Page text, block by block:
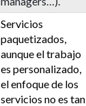
Servicios
paquetizados,
aunque el trabajo
es personalizado,
el enfoque de los
servicios no es tan